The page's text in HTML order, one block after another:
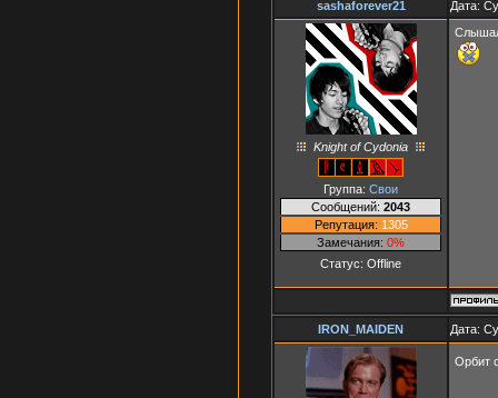
sashaforever21 Дата:
Knight of Cydonia
Группа: Свои
Сообщений: 2043
Репутация: 1305
Замечания: 0%
Статус: Offline
IRON_MAIDEN Дата:
Орбит